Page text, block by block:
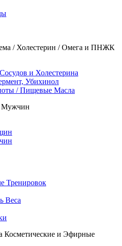
/ Холестерин / Омега и ПНЖК
и Холестерина
Убихинол
/ Пищевые Масла
Мужчин
Тренировок
Веса
Косметические и Эфирные